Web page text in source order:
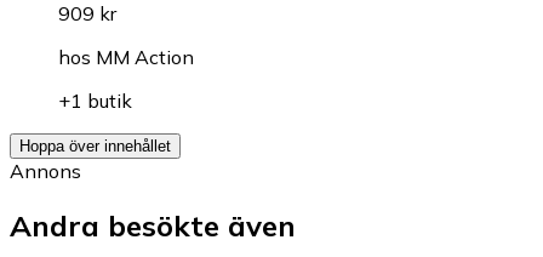
909 kr
hos MM Action
+1 butik
Hoppa över innehållet
Annons
Andra besökte även